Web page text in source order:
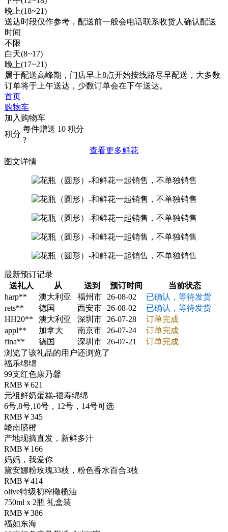
晚上(18~21)
送达时段仅作参考，配送前一般会电话联系收货人确认配送
时间
不限
白天(8~17)
晚上(17~21)
属于配送高峰期，门店早上8点开始按线路尽早配送， 大多数
订单将于上午送达 ，少数订单会在下午送达。
首页
购物车
加入购物车
积分
每件赠送 10 积分
?
查看更多鲜花
图文详情
最新预订记录
送礼人
从 送到 预订时间
当前状态
harp**
澳大利亚 福州市 26-08-02
已确认，等待发货
rets**
德国 西安市 26-08-02
已确认，等待发货
HH20**
澳大利亚 深圳市 26-07-28
订单完成
appl**
加拿大 南京市 26-07-24
订单完成
fina**
德国 深圳市 26-07-21
订单完成
浏览了该礼品的用户还浏览了
福乐绵绵
99支红色康乃馨
RMB￥621
元祖鲜奶蛋糕-福寿绵绵
6号,8号,10号，12号，14号可选
RMB￥345
赣南脐橙
产地现摘直发，新鲜多汁
RMB￥166
妈妈，我爱你
黛安娜粉玫瑰33枝，粉色香水百合3枝
RMB￥414
olive特级初榨橄榄油
750ml x 2瓶 礼盒装
RMB￥386
福如东海